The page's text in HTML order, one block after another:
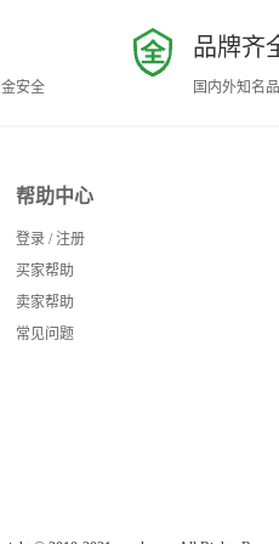
安全
品牌齐
国内外知名
帮助中心
登录 / 注册
买家帮助
卖家帮助
常见问题